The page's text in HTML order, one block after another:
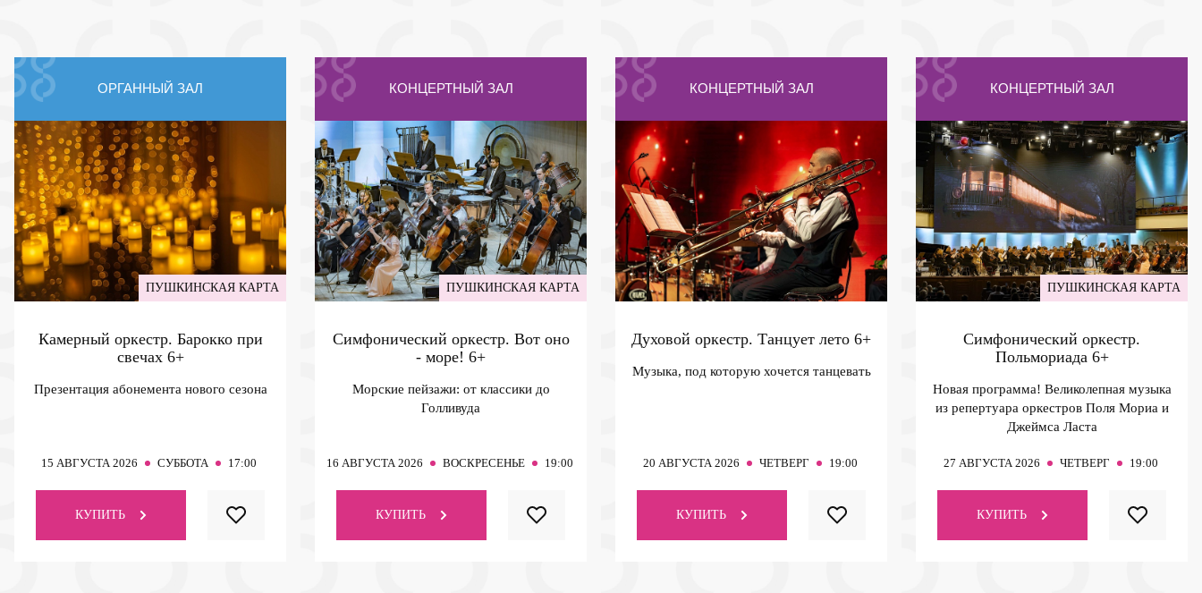
ОРГАННЫЙ ЗАЛ
ПУШКИНСКАЯ КАРТА
Камерный оркестр. Барокко при
свечах 6+
Презентация абонемента нового сезона
15 АВГУСТА 2026 СУББОТА 17:00
КУПИТЬ
КОНЦЕРТНЫЙ ЗАЛ
ПУШКИНСКАЯ КАРТА
Симфонический оркестр. Вот оно
- море! 6+
Морские пейзажи: от классики до
Голливуда
16 АВГУСТА 2026 ВОСКРЕСЕНЬЕ 19:00
КУПИТЬ
КОНЦЕРТНЫЙ ЗАЛ
Духовой оркестр. Танцует лето 6+
Музыка, под которую хочется танцевать
20 АВГУСТА 2026 ЧЕТВЕРГ 19:00
КУПИТЬ
КОНЦЕРТНЫЙ ЗАЛ
ПУШКИНСКАЯ КАРТА
Симфонический оркестр.
Польмориада 6+
Новая программа! Великолепная музыка
из репертуара оркестров Поля Мориа и
Джеймса Ласта
27 АВГУСТА 2026 ЧЕТВЕРГ 19:00
КУПИТЬ